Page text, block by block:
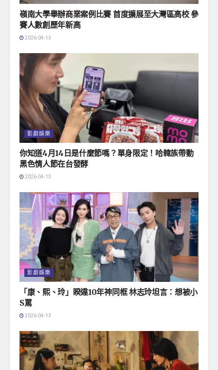
嶺南大學舉辦商業案例比賽 首度擴展至大灣區高校 參
賽人數創歷年新高
2026-04-13
影劇娛樂
你知道4月14日是什麼節嗎？單身限定！哈韓族帶動
黑色情人節在台發酵
2026-04-13
影劇娛樂
「康、熙、玲」睽違10年神同框 林志玲坦言：想被小
S罵
2026-04-13